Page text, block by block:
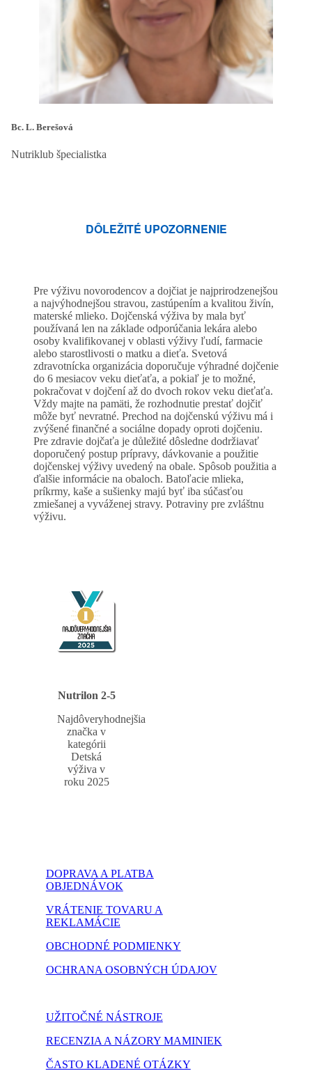
Bc. L. Berešová
Nutriklub špecialistka
DÔLEŽITÉ UPOZORNENIE
Pre výživu novorodencov a dojčiat je najprirodzenejšou
a najvýhodnejšou stravou, zastúpením a kvalitou živín,
materské mlieko. Dojčenská výživa by mala byť
používaná len na základe odporúčania lekára alebo
osoby kvalifikovanej v oblasti výživy ľudí, farmacie
alebo starostlivosti o matku a dieťa. Svetová
zdravotnícka organizácia doporučuje výhradné dojčenie
do 6 mesiacov veku dieťaťa, a pokiaľ je to možné,
pokračovat v dojčení až do dvoch rokov veku dieťaťa.
Vždy majte na pamäti, že rozhodnutie prestať dojčiť
môže byť nevratné. Prechod na dojčenskú výživu má i
zvýšené finančné a sociálne dopady oproti dojčeniu.
Pre zdravie dojčaťa je důležité dôsledne dodržiavať
doporučený postup prípravy, dávkovanie a použitie
dojčenskej výživy uvedený na obale. Spôsob použitia a
ďalšie informácie na obaloch. Batoľacie mlieka,
príkrmy, kaše a sušienky majú byť iba súčasťou
zmiešanej a vyváženej stravy. Potraviny pre zvláštnu
výživu.
Nutrilon 2-5
Najdôveryhodnejšia
značka v
kategórii
Detská
výživa v
roku 2025
DOPRAVA A PLATBA
OBJEDNÁVOK
VRÁTENIE TOVARU A
REKLAMÁCIE
OBCHODNÉ PODMIENKY
OCHRANA OSOBNÝCH ÚDAJOV
UŽITOČNÉ NÁSTROJE
RECENZIA A NÁZORY MAMINIEK
ČASTO KLADENÉ OTÁZKY